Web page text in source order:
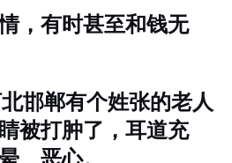
，有时甚至和钱无
邯郸有个姓张的老人
被打肿了，耳道充